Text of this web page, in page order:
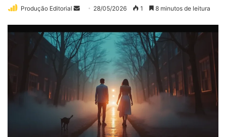
Produção Editorial
Mande
e-
mail
28/05/2026 1 8 minutos de leitura